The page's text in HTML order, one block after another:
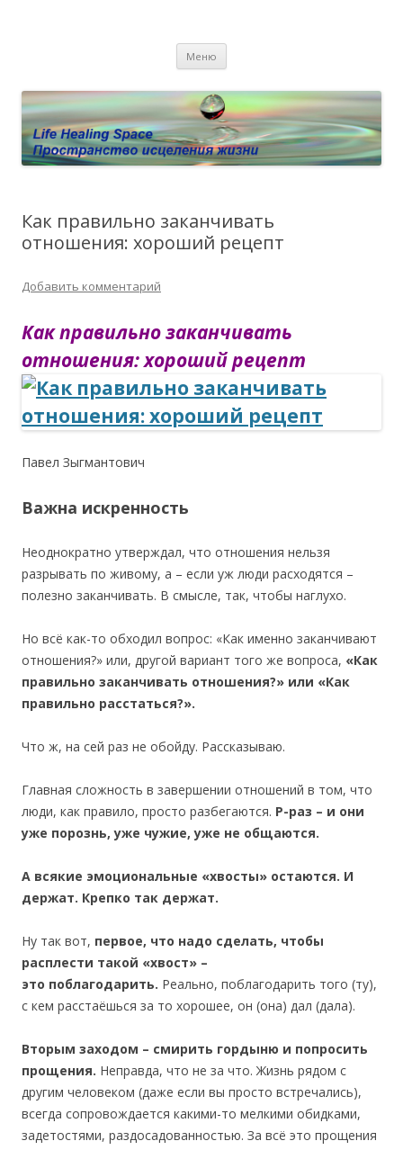
Личный сайт Елены Барымовой
исцелении воспоминанием и ренкарнационике. Услуги.
Меню
Как правильно заканчивать
отношения: хороший рецепт
Добавить комментарий
Как правильно заканчивать
отношения: хороший рецепт
Павел Зыгмантович
Важна искренность
Неоднократно утверждал, что отношения нельзя
разрывать по живому, а – если уж люди расходятся –
полезно заканчивать. В смысле, так, чтобы наглухо.
Но всё как-то обходил вопрос: «Как именно заканчивают
отношения?» или, другой вариант того же вопроса, «Как
правильно заканчивать отношения?» или «Как
правильно расстаться?».
Что ж, на сей раз не обойду. Рассказываю.
Главная сложность в завершении отношений в том, что
люди, как правило, просто разбегаются. Р-раз – и они
уже порознь, уже чужие, уже не общаются.
А всякие эмоциональные «хвосты» остаются. И
держат. Крепко так держат.
Ну так вот, первое, что надо сделать, чтобы
расплести такой «хвост» –
это поблагодарить. Реально, поблагодарить того (ту),
с кем расстаёшься за то хорошее, он (она) дал (дала).
Вторым заходом – смирить гордыню и попросить
прощения. Неправда, что не за что. Жизнь рядом с
другим человеком (даже если вы просто встречались),
всегда сопровождается какими-то мелкими обидками,
задетостями, раздосадованностью. За всё это прощения